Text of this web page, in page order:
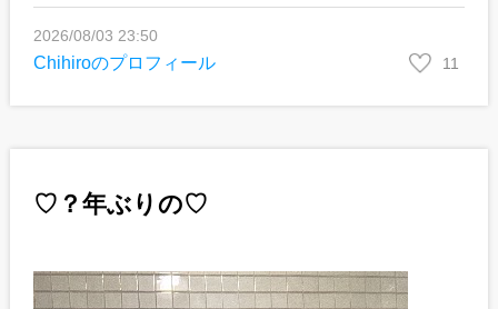
11
2026/08/03 23:50
Chihiroのプロフィール
♡？年ぶりの♡